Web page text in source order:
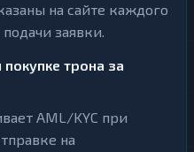
на сайте каждого
заявки.
трона за
AML/KYC при
на